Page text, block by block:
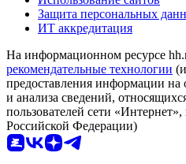
Защита персональных
ИТ аккредитация
На информационном ресурсе
рекомендательные технологии
предоставления информации на
и анализа сведений,
пользователей сети
Российской Федерации)